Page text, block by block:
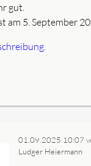
gut.
am 5. September
01.09.2025 10:07
Ludger Heiermann